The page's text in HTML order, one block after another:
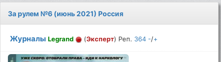
За рулем №6 (июнь 2021) Россия
Журналы Legrand (Эксперт) Реп. 364 -/+